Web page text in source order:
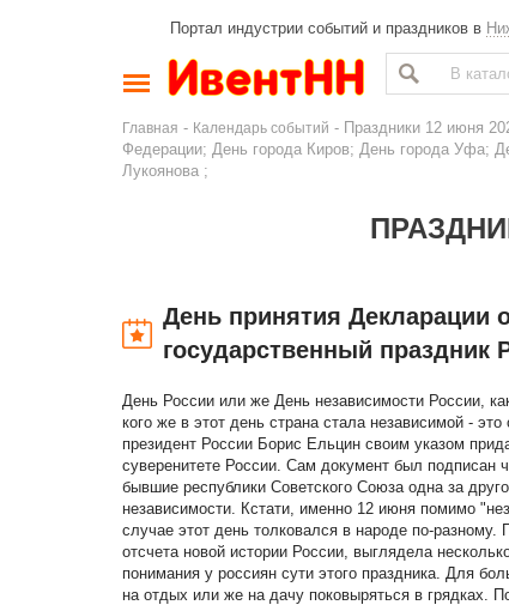
Портал индустрии событий и праздников в
Главная - Календарь событий - Праздники 12 июня
Федерации; День города Киров; День города Уфа;
Лукоянова ;
День принятия Декларации
государственный праздник
День России или же День независимости России,
кого же в этот день страна стала независимой -
президент России Борис Ельцин своим указом
суверенитете России. Сам документ был
бывшие республики Советского Союза одна за
независимости. Кстати, именно 12 июня помимо
случае этот день толковался в народе по-
отсчета новой истории России, выглядела
понимания у россиян сути этого праздника. Для
на отдых или же на дачу поковыряться в грядках.